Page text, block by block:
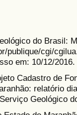
do Brasil:
publique/cgi/
em: 10/12/2016.
Cadastro de
relatório
Geológico